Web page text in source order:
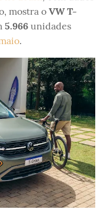
mostra o VW T-
5.966 unidades
.